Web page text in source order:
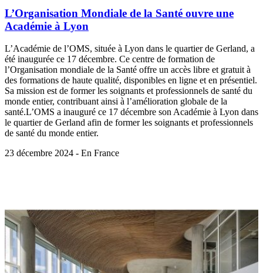
L’Organisation Mondiale de la Santé ouvre une
Académie à Lyon
L’Académie de l’OMS, située à Lyon dans le quartier de Gerland, a
été inaugurée ce 17 décembre. Ce centre de formation de
l’Organisation mondiale de la Santé offre un accès libre et gratuit à
des formations de haute qualité, disponibles en ligne et en présentiel.
Sa mission est de former les soignants et professionnels de santé du
monde entier, contribuant ainsi à l’amélioration globale de la
santé.L’OMS a inauguré ce 17 décembre son Académie à Lyon dans
le quartier de Gerland afin de former les soignants et professionnels
de santé du monde entier.
23 décembre 2024 - En France